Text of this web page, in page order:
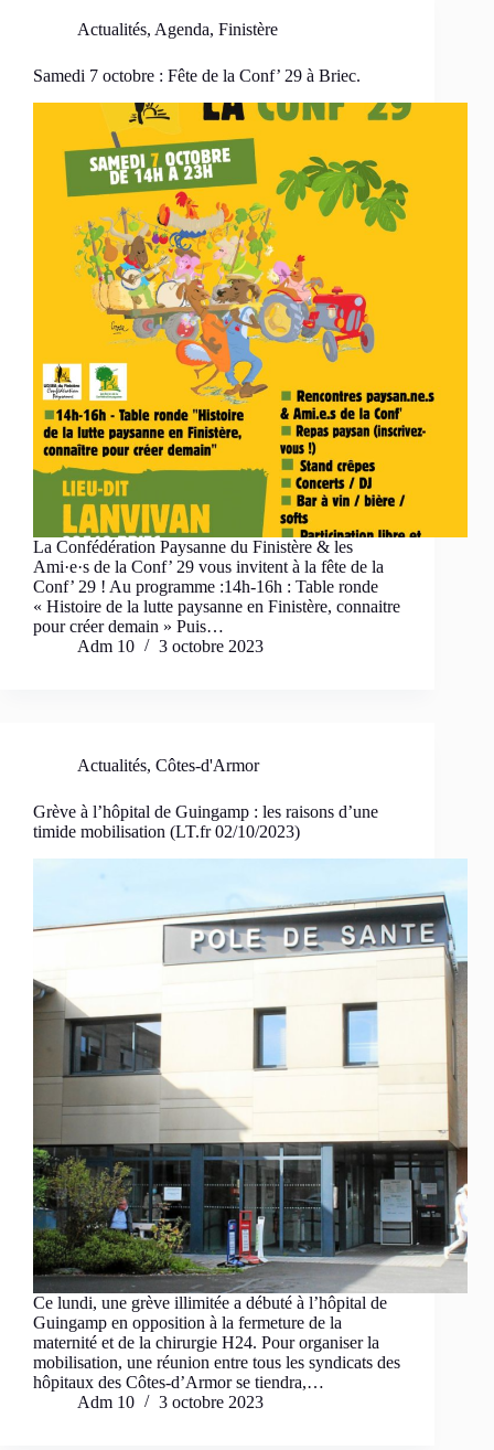
Actualités, Agenda, Finistère
Samedi 7 octobre : Fête de la Conf’ 29 à Briec.
La Confédération Paysanne du Finistère & les
Ami·e·s de la Conf’ 29 vous invitent à la fête de la
Conf’ 29 ! Au programme :14h-16h : Table ronde
« Histoire de la lutte paysanne en Finistère, connaitre
pour créer demain » Puis…
Adm 10
3 octobre 2023
Actualités, Côtes-d'Armor
Grève à l’hôpital de Guingamp : les raisons d’une
timide mobilisation (LT.fr 02/10/2023)
Ce lundi, une grève illimitée a débuté à l’hôpital de
Guingamp en opposition à la fermeture de la
maternité et de la chirurgie H24. Pour organiser la
mobilisation, une réunion entre tous les syndicats des
hôpitaux des Côtes-d’Armor se tiendra,…
Adm 10
3 octobre 2023